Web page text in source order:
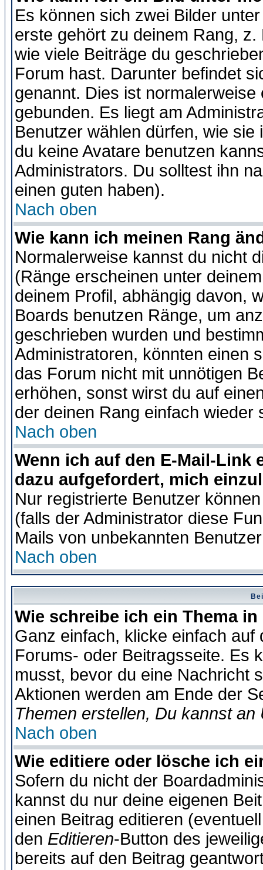
Es können sich zwei Bilder
erste gehört zu deinem Rang,
wie viele Beiträge du
Forum hast. Darunter befindet
genannt. Dies ist
gebunden. Es liegt am
Benutzer wählen dürfen, wie
du keine Avatare benutzen
Administrators. Du solltest ihn
einen guten haben).
Nach oben
Wie kann ich meinen Rang
Normalerweise kannst du nicht
(Ränge erscheinen unter
deinem Profil, abhängig davon,
Boards benutzen Ränge, um
geschrieben wurden und
Administratoren, könnten einen
das Forum nicht mit unnötigen
erhöhen, sonst wirst du auf
der deinen Rang einfach wieder
Nach oben
Wenn ich auf den E-Mail-Link
dazu aufgefordert, mich
Nur registrierte Benutzer
(falls der Administrator diese
Mails von unbekannten
Nach oben
Wie schreibe ich ein Thema
Ganz einfach, klicke einfach
Forums- oder Beitragsseite. Es
musst, bevor du eine Nachricht
Aktionen werden am Ende der
Themen erstellen, Du kannst
Nach oben
Wie editiere oder lösche ich
Sofern du nicht der
kannst du nur deine eigenen
einen Beitrag editieren
den Editieren-Button des
bereits auf den Beitrag